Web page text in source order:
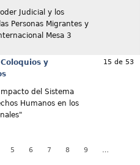
Judicial y los
Personas Migrantes y
Mesa 3
y
del Sistema
Humanos en los
15 de 53
5 6 7 8 9
…